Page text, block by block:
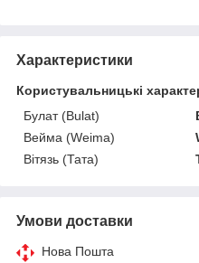
Характеристики
Користувальницькі
Булат (Bulat)
Вейма (Weima)
Вітязь (Тата)
Умови доставки
Нова Пошта